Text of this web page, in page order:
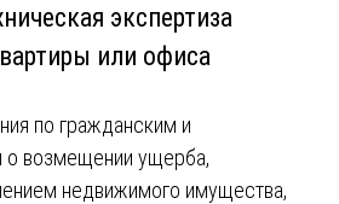
экспертиза
или офиса
по гражданским и
возмещении ущерба,
недвижимого имущества,